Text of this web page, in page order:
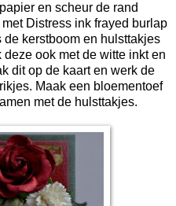
en scheur de rand
Distress ink frayed burlap
kerstboom en hulsttakjes
ook met de witte inkt en
dit op de kaart en werk de
Maak een bloementoef
met de hulsttakjes.